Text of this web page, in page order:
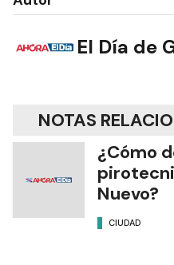
El Día de
NOTAS
¿Cómo
Nuevo?
CIUDAD